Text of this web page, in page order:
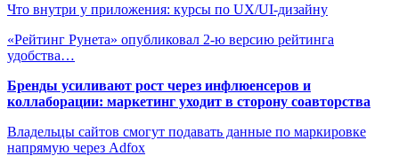
Что внутри у приложения: курсы по UX/UI-дизайну
«Рейтинг Рунета» опубликовал 2-ю версию рейтинга
удобства…
Бренды усиливают рост через инфлюенсеров и
коллаборации: маркетинг уходит в сторону соавторства
Владельцы сайтов смогут подавать данные по маркировке
напрямую через Adfox